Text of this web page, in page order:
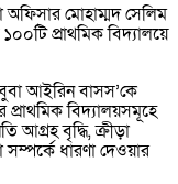
অফিসার মোহাম্মদ সেলিম
প্রাথমিক বিদ্যালয়ে
আইরিন বাসস’কে
প্রাথমিক বিদ্যালয়সমূহে
আগ্রহ বৃদ্ধি, ক্রীড়া
ধারণা দেওয়ার